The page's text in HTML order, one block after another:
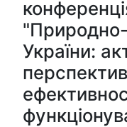
України: